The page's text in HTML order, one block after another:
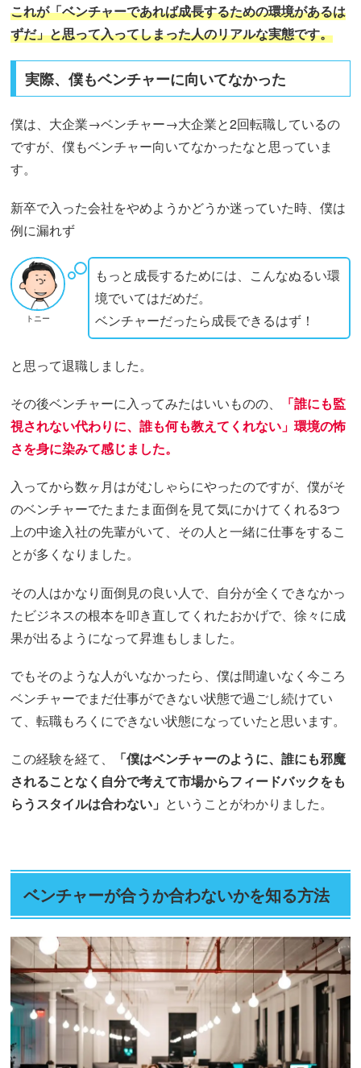
これが「ベンチャーであれば成長するための環境があるは
ずだ」と思って入ってしまった人のリアルな実態です。
実際、僕もベンチャーに向いてなかった
僕は、大企業→ベンチャー→大企業と2回転職しているの
ですが、僕もベンチャー向いてなかったなと思っていま
す。
新卒で入った会社をやめようかどうか迷っていた時、僕は
例に漏れず
トニー
もっと成長するためには、こんなぬるい環
境でいてはだめだ。
ベンチャーだったら成長できるはず！
と思って退職しました。
その後ベンチャーに入ってみたはいいものの、
「誰にも監
視されない代わりに、誰も何も教えてくれない」環境の怖
さを身に染みて感じました。
入ってから数ヶ月はがむしゃらにやったのですが、僕がそ
のベンチャーでたまたま面倒を見て気にかけてくれる3つ
上の中途入社の先輩がいて、その人と一緒に仕事をするこ
とが多くなりました。
その人はかなり面倒見の良い人で、自分が全くできなかっ
たビジネスの根本を叩き直してくれたおかげで、徐々に成
果が出るようになって昇進もしました。
でもそのような人がいなかったら、僕は間違いなく今ころ
ベンチャーでまだ仕事ができない状態で過ごし続けてい
て、転職もろくにできない状態になっていたと思います。
この経験を経て、
「僕はベンチャーのように、誰にも邪魔
されることなく自分で考えて市場からフィードバックをも
らうスタイルは合わない」 ということがわかりました。
ベンチャーが合うか合わないかを知る方法